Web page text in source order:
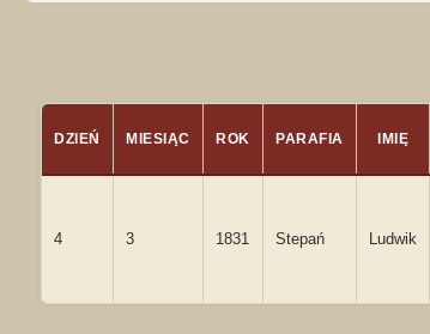
DZIEŃ MIESIĄC ROK PARAFIA IMIĘ
4 3 1831 Stepań Ludwik